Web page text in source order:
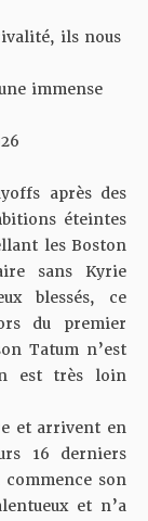
ils nous
immense
après des
éteintes
les Boston
sans Kyrie
blessés, ce
du premier
Tatum n’est
est très loin
et arrivent en
16 derniers
commence son
et n’a